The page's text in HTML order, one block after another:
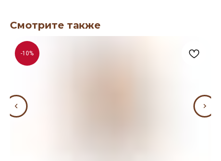
Смотрите также
-10%